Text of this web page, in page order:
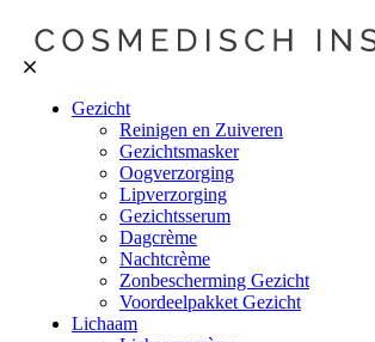
Gezicht
Reinigen en Zuiveren
Gezichtsmasker
Oogverzorging
Lipverzorging
Gezichtsserum
Dagcrème
Nachtcrème
Zonbescherming Gezicht
Voordeelpakket Gezicht
Lichaam